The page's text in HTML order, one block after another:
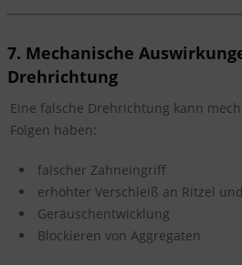
7. Mechanische
Drehrichtung
Eine falsche Drehrichtung kann
Folgen haben:
falscher Zahneingriff
erhöhter Verschleiß an Ritzel
Geräuschentwicklung
Blockieren von Aggregaten